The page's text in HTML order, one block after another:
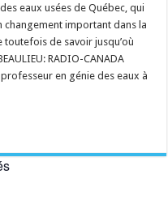
eaux usées de Québec, qui
changement important dans la
de savoir jusqu’où
RADIO-CANADA
en génie des eaux à